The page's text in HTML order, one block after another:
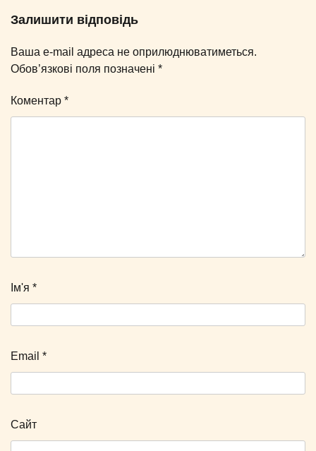
Залишити відповідь
Ваша e-mail адреса не оприлюднюватиметься.
Обов’язкові поля позначені *
Коментар *
Ім'я *
Email *
Сайт